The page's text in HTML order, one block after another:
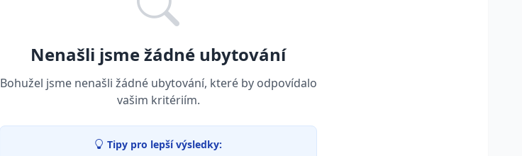
Nenašli jsme žádné ubytování
Bohužel jsme nenašli žádné ubytování, které by odpovídalo
vašim kritériím.
Tipy pro lepší výsledky: